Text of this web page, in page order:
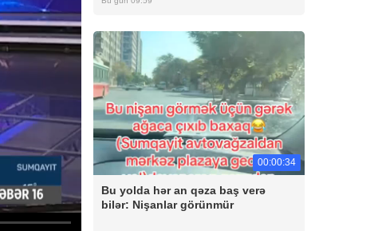
00:00:34
Bu yolda hər an qəza baş verə
bilər: Nişanlar görünmür